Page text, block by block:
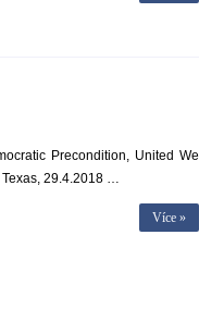
Precondition, United We
29.4.2018 …
Více »